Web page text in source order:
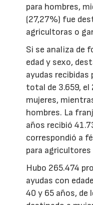
para hombres,
(27,27%) fue
agricultoras o
Si se analiza de
edad y sexo,
ayudas recibidas
total de 3.659, el
mujeres,
hombres. La
años recibió
correspondió a
para
Hubo 265.474
ayudas con
40 y 65 años, de